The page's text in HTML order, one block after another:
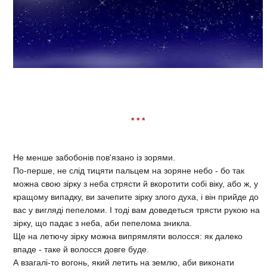
* * *
Не менше забобонів пов'язано із зорями.
По-перше, не слід тицяти пальцем на зоряне небо - бо так
можна свою зірку з неба стрясти й вкоротити собі віку, або ж, у
кращому випадку, ви зачепите зірку злого духа, і він прийде до
вас у вигляді пепеломи. І тоді вам доведеться трясти рукою на
зірку, що падає з неба, аби пепелома зникла.
Ще на летючу зірку можна випрямляти волосся: як далеко
впаде - таке й волосся довге буде.
А взагалі-то вогонь, який летить на землю, аби виконати